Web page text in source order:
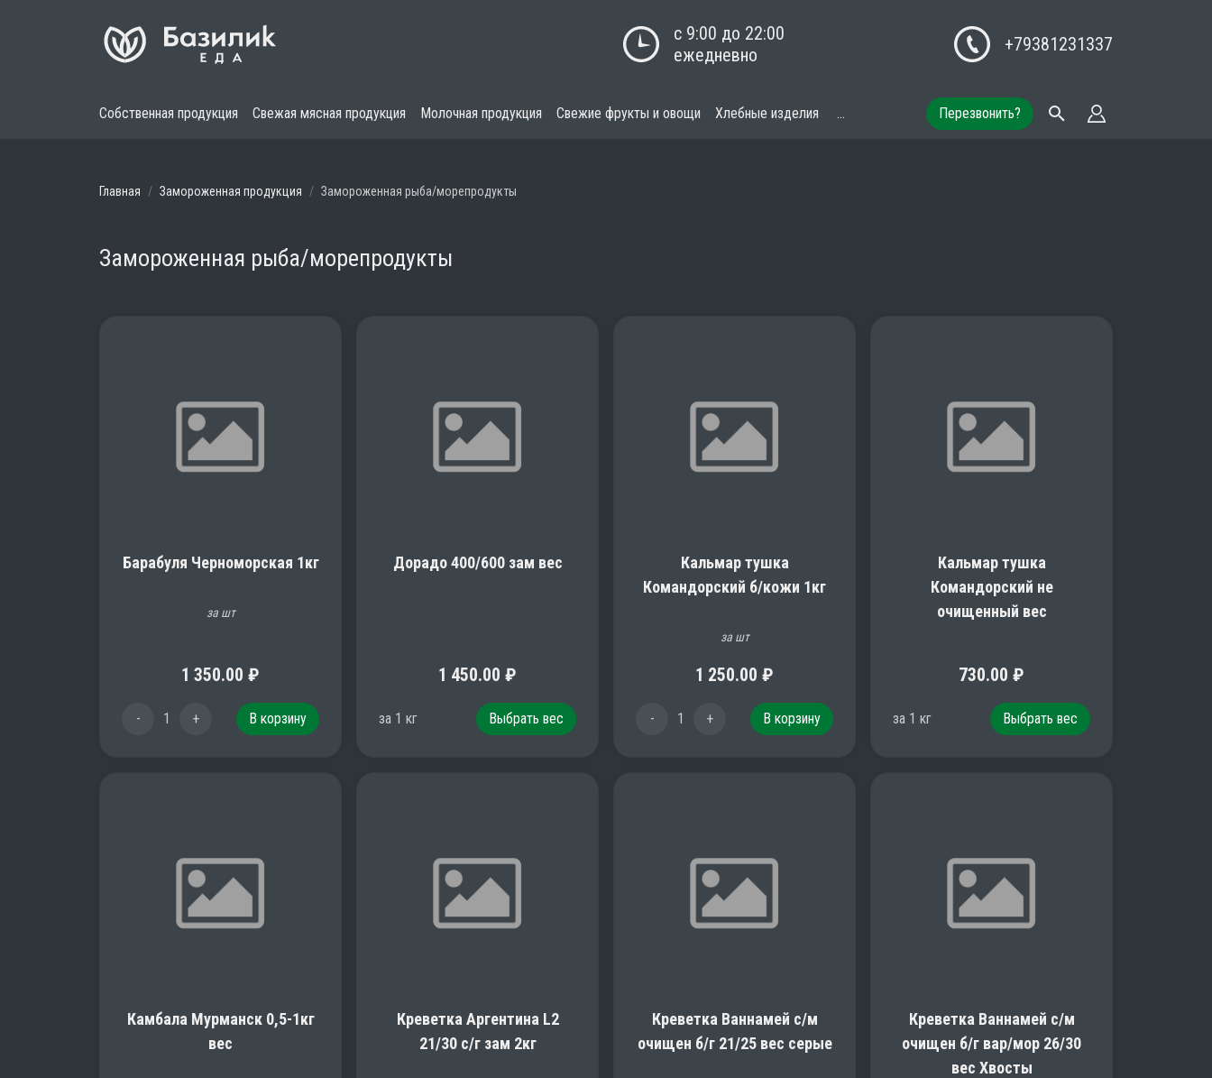
с 9:00 до 22:00
ежедневно
+79381231337
Собственная продукция Свежая мясная продукция Молочная продукция Свежие фрукты и овощи Хлебные изделия ... Перезвонить?
Главная Замороженная продукция Замороженная рыба/морепродукты
Замороженная рыба/морепродукты
Барабуля Черноморская 1кг
за шт
1 350.00 ₽
- 1 + В корзину
Дорадо 400/600 зам вес
1 450.00 ₽
за 1 кг Выбрать вес
Кальмар тушка
Командорский б/кожи 1кг
за шт
1 250.00 ₽
- 1 + В корзину
Кальмар тушка
Командорский не
очищенный вес
730.00 ₽
за 1 кг Выбрать вес
Камбала Мурманск 0,5-1кг
вес
Креветка Аргентина L2
21/30 с/г зам 2кг
Креветка Ваннамей с/м
очищен б/г 21/25 вес серые
Креветка Ваннамей с/м
очищен б/г вар/мор 26/30
вес Хвосты